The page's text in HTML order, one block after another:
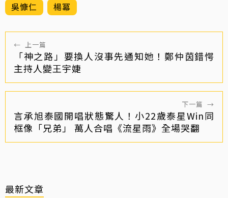
吳慷仁 楊冪
← 上一篇
「神之路」要換人沒事先通知她！鄭仲茵錯愕
主持人變王宇婕
下一篇 →
言承旭泰國開唱狀態驚人！小22歲泰星Win同
框像「兄弟」 萬人合唱《流星雨》全場哭翻
最新文章